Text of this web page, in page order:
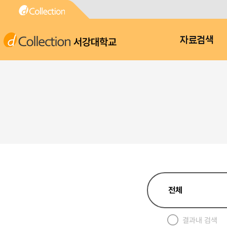
서강대학교 자료검색
결과내 검색